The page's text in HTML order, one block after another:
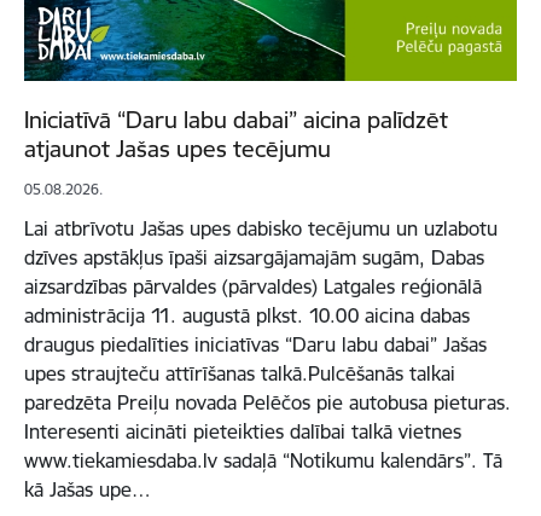
Iniciatīvā “Daru labu dabai” aicina palīdzēt
atjaunot Jašas upes tecējumu
05.08.2026.
Lai atbrīvotu Jašas upes dabisko tecējumu un uzlabotu
dzīves apstākļus īpaši aizsargājamajām sugām, Dabas
aizsardzības pārvaldes (pārvaldes) Latgales reģionālā
administrācija 11. augustā plkst. 10.00 aicina dabas
draugus piedalīties iniciatīvas “Daru labu dabai” Jašas
upes straujteču attīrīšanas talkā.Pulcēšanās talkai
paredzēta Preiļu novada Pelēčos pie autobusa pieturas.
Interesenti aicināti pieteikties dalībai talkā vietnes
www.tiekamiesdaba.lv sadaļā “Notikumu kalendārs”. Tā
kā Jašas upe…